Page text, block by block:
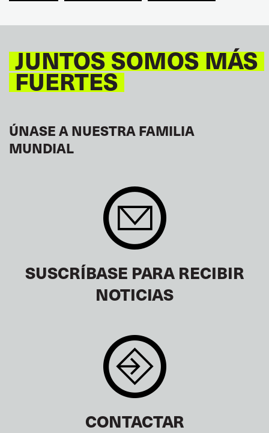
JUNTOS SOMOS MÁS
FUERTES
ÚNASE A NUESTRA FAMILIA
MUNDIAL
SUSCRÍBASE PARA RECIBIR
NOTICIAS
CONTACTAR